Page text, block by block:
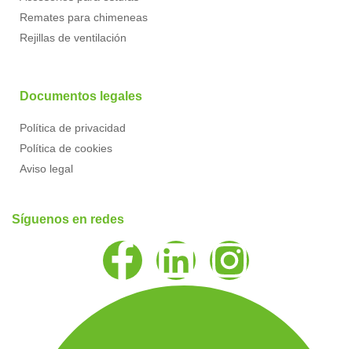
Remates para chimeneas
Rejillas de ventilación
Documentos legales
Política de privacidad
Política de cookies
Aviso legal
Síguenos en redes